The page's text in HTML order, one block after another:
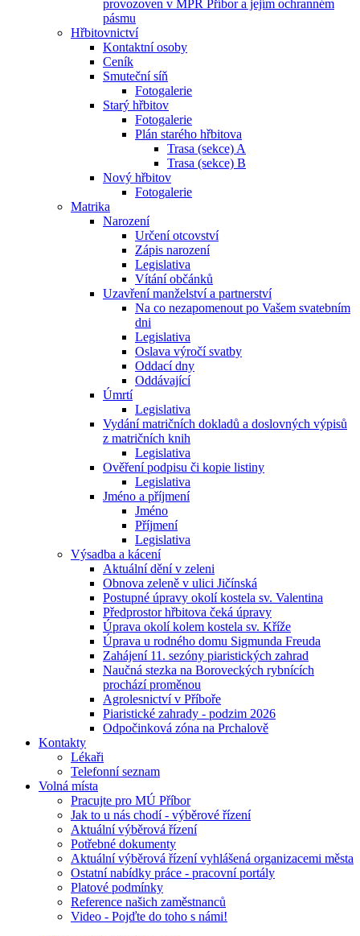
provozoven v MPR Příbor a jejím ochranném
pásmu
Hřbitovnictví
Kontaktní osoby
Ceník
Smuteční síň
Fotogalerie
Starý hřbitov
Fotogalerie
Plán starého hřbitova
Trasa (sekce) A
Trasa (sekce) B
Nový hřbitov
Fotogalerie
Matrika
Narození
Určení otcovství
Zápis narození
Legislativa
Vítání občánků
Uzavření manželství a partnerství
Na co nezapomenout po Vašem svatebním
dni
Legislativa
Oslava výročí svatby
Oddací dny
Oddávající
Úmrtí
Legislativa
Vydání matričních dokladů a doslovných výpisů
z matričních knih
Legislativa
Ověření podpisu či kopie listiny
Legislativa
Jméno a příjmení
Jméno
Příjmení
Legislativa
Výsadba a kácení
Aktuální dění v zeleni
Obnova zeleně v ulici Jičínská
Postupné úpravy okolí kostela sv. Valentina
Předprostor hřbitova čeká úpravy
Úprava okolí kolem kostela sv. Kříže
Úprava u rodného domu Sigmunda Freuda
Zahájení 11. sezóny piaristických zahrad
Naučná stezka na Boroveckých rybnících
prochází proměnou
Agrolesnictví v Příboře
Piaristické zahrady - podzim 2026
Odpočinková zóna na Prchalově
Kontakty
Lékaři
Telefonní seznam
Volná místa
Pracujte pro MÚ Příbor
Jak to u nás chodí - výběrové řízení
Aktuální výběrová řízení
Potřebné dokumenty
Aktuální výběrová řízení vyhlášená organizacemi města
Ostatní nabídky práce - pracovní portály
Platové podmínky
Reference našich zaměstnanců
Video - Pojďte do toho s námi!